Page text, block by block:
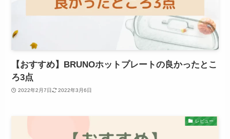
【おすすめ】BRUNOホットプレートの良かったとこ
ろ3点
2022年2月7日 2022年3月6日
レビュー